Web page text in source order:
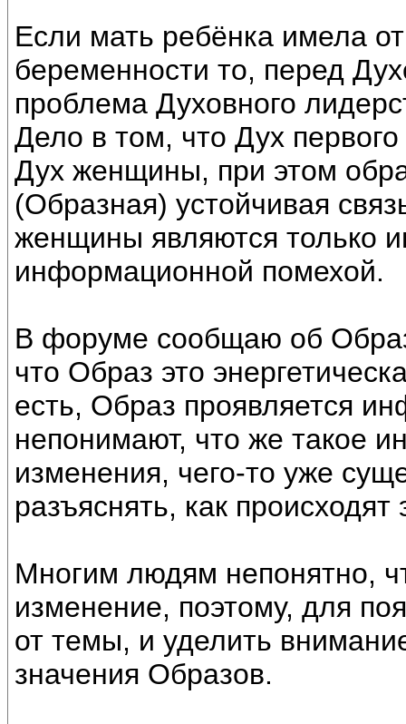
Если мать ребёнка имела
беременности то, перед
проблема Духовного
Дело в том, что Дух
Дух женщины, при этом
(Образная) устойчивая
женщины являются
информационной помехой.
В форуме сообщаю об
что Образ это
есть, Образ проявляется
непонимают, что же такое
изменения, чего-то уже
разъяснять, как
Многим людям непонятно,
изменение, поэтому, для
от темы, и уделить
значения Образов.